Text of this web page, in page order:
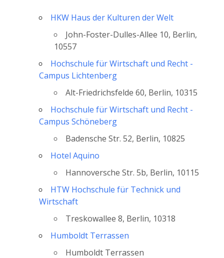
HKW Haus der Kulturen der Welt
John-Foster-Dulles-Allee 10, Berlin,
10557
Hochschule für Wirtschaft und Recht -
Campus Lichtenberg
Alt-Friedrichsfelde 60, Berlin, 10315
Hochschule für Wirtschaft und Recht -
Campus Schöneberg
Badensche Str. 52, Berlin, 10825
Hotel Aquino
Hannoversche Str. 5b, Berlin, 10115
HTW Hochschule für Technick und
Wirtschaft
Treskowallee 8, Berlin, 10318
Humboldt Terrassen
Humboldt Terrassen